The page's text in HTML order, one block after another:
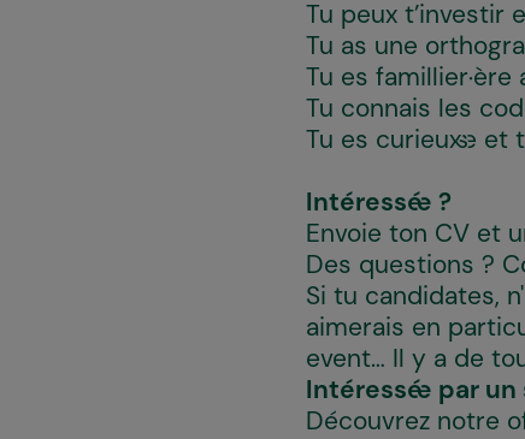
Tu peux t’investir
Tu as une
Tu es
Tu connais les
Tu es curieux·se
Intéressé·e ?
Envoie ton CV et
Des questions ?
Si tu candidates,
aimerais en
event... Il y a de
Intéressé·e par
Découvrez notre